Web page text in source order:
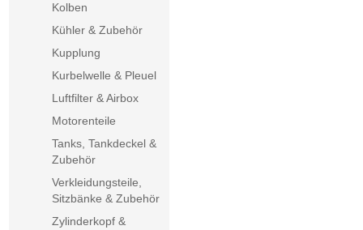
Kolben
Kühler & Zubehör
Kupplung
Kurbelwelle & Pleuel
Luftfilter & Airbox
Motorenteile
Tanks, Tankdeckel &
Zubehör
Verkleidungsteile,
Sitzbänke & Zubehör
Zylinderkopf &